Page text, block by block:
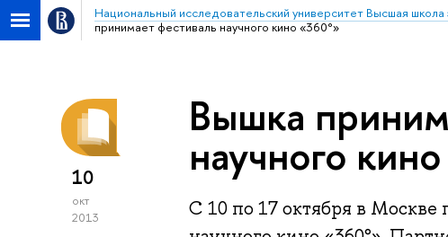
Национальный исследовательский университет Высшая школа
принимает фестиваль научного кино «360°»
10
окт
2013
Вышка
научного
С 10 по 17 октября в Москве